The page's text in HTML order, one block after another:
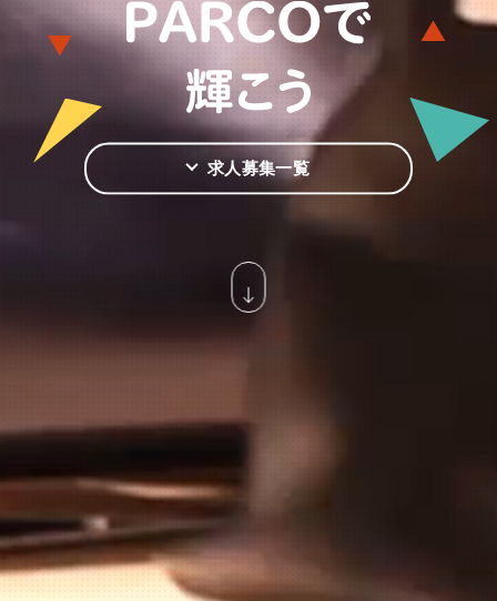
求人募集一覧